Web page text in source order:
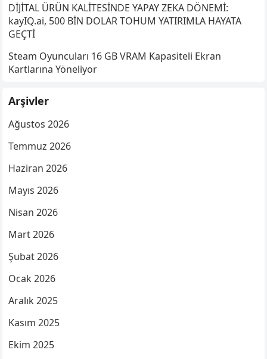
DİJİTAL ÜRÜN KALİTESİNDE YAPAY ZEKA DÖNEMİ:
kayIQ.ai, 500 BİN DOLAR TOHUM YATIRIMLA HAYATA
GEÇTİ
Steam Oyuncuları 16 GB VRAM Kapasiteli Ekran
Kartlarına Yöneliyor
Arşivler
Ağustos 2026
Temmuz 2026
Haziran 2026
Mayıs 2026
Nisan 2026
Mart 2026
Şubat 2026
Ocak 2026
Aralık 2025
Kasım 2025
Ekim 2025